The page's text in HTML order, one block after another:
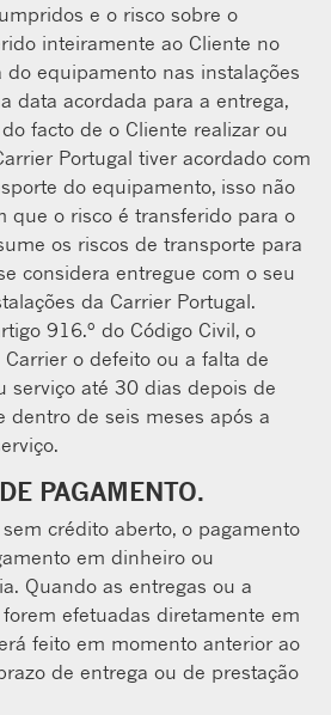
e o risco sobre o
inteiramente ao Cliente no
equipamento nas instalações
data acordada para a entrega,
facto de o Cliente realizar ou
Portugal tiver acordado com
do equipamento, isso não
que o risco é transferido para o
os riscos de transporte para
considera entregue com o seu
da Carrier Portugal.
916.º do Código Civil, o
o defeito ou a falta de
serviço até 30 dias depois de
dentro de seis meses após a
PAGAMENTO.
crédito aberto, o pagamento
em dinheiro ou
Quando as entregas ou a
efetuadas diretamente em
feito em momento anterior ao
de entrega ou de prestação